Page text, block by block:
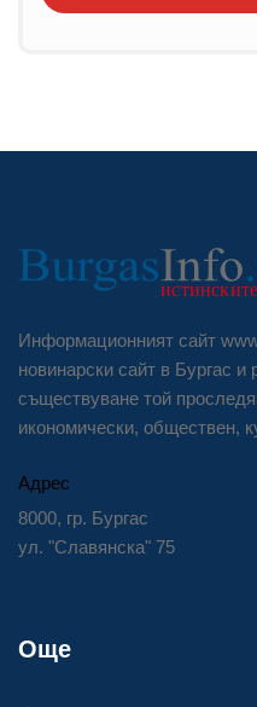
Информационният сайт
новинарски сайт в Бургас и
съществуване той
икономически, обществен,
Адрес
8000, гр. Бургас
ул. "Славянска" 75
Още